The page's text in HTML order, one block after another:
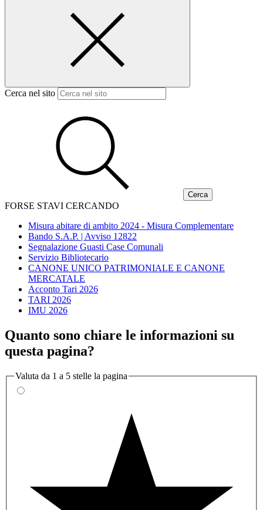
Cerca nel sito
FORSE STAVI CERCANDO
Misura abitare di ambito 2024 - Misura Complementare
Bando S.A.P. | Avviso 12822
Segnalazione Guasti Case Comunali
Servizio Bibliotecario
CANONE UNICO PATRIMONIALE E CANONE
MERCATALE
Acconto Tari 2026
TARI 2026
IMU 2026
Quanto sono chiare le informazioni su
questa pagina?
Valuta da 1 a 5 stelle la pagina